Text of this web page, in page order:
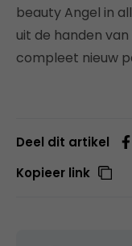
beauty Angel in
uit de handen
compleet nieuw
Deel dit artikel
Kopieer link